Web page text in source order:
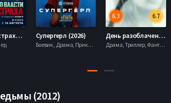
Во власти страха (2026) Супергерл (2026)
Боевик , Драма, Приключения, Фантастика,
6.7
6.3
День разоблачения (2026)
Драма, Триллер, Фантастика,
(2012)